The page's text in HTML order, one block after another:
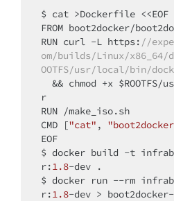
$ cat >Dockerfile <<EOF
FROM boot2docker/
RUN curl -L https: //
om/builds/Linux/
OOTFS/usr/local/bin/
r
RUN /make_iso.sh
CMD ["cat" ,
EOF
$ docker build -t
r:1.8-dev .
$ docker run --rm
r:1.8-dev > boot2docker-